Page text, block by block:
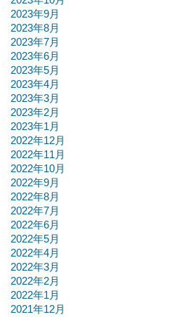
2023年9月
2023年8月
2023年7月
2023年6月
2023年5月
2023年4月
2023年3月
2023年2月
2023年1月
2022年12月
2022年11月
2022年10月
2022年9月
2022年8月
2022年7月
2022年6月
2022年5月
2022年4月
2022年3月
2022年2月
2022年1月
2021年12月